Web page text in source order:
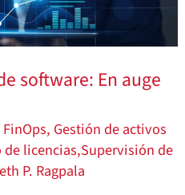
software: En auge
FinOps, Gestión de activos
licencias,Supervisión de
P. Ragpala